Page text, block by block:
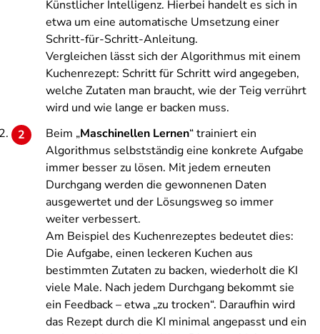
Künstlicher Intelligenz. Hierbei handelt es sich in
etwa um eine automatische Umsetzung einer
Schritt-für-Schritt-Anleitung.
Vergleichen lässt sich der Algorithmus mit einem
Kuchenrezept: Schritt für Schritt wird angegeben,
welche Zutaten man braucht, wie der Teig verrührt
wird und wie lange er backen muss.
Beim „Maschinellen Lernen“ trainiert ein
Algorithmus selbstständig eine konkrete Aufgabe
immer besser zu lösen. Mit jedem erneuten
Durchgang werden die gewonnenen Daten
ausgewertet und der Lösungsweg so immer
weiter verbessert.
Am Beispiel des Kuchenrezeptes bedeutet dies:
Die Aufgabe, einen leckeren Kuchen aus
bestimmten Zutaten zu backen, wiederholt die KI
viele Male. Nach jedem Durchgang bekommt sie
ein Feedback – etwa „zu trocken“. Daraufhin wird
das Rezept durch die KI minimal angepasst und ein